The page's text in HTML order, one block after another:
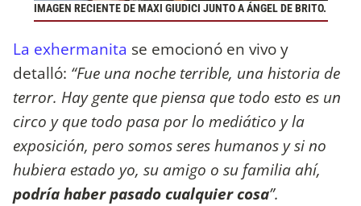
IMAGEN RECIENTE DE MAXI GIUDICI JUNTO A ÁNGEL DE BRITO.
La exhermanita se emocionó en vivo y
detalló: “Fue una noche terrible, una historia de
terror. Hay gente que piensa que todo esto es un
circo y que todo pasa por lo mediático y la
exposición, pero somos seres humanos y si no
hubiera estado yo, su amigo o su familia ahí,
podría haber pasado cualquier cosa”.